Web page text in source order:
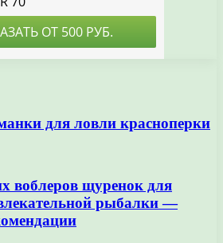
для ловли красноперки
воблеров щуренок для
рыбалки —